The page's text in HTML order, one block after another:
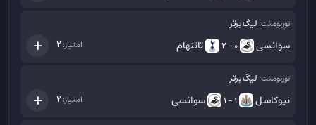
تورنومنت: لیگ برتر
سوانسی 0 - 2 تاتنهام امتیاز: 2
تورنومنت: لیگ برتر
نیوکاسل 1 - 1 سوانسی امتیاز: 2